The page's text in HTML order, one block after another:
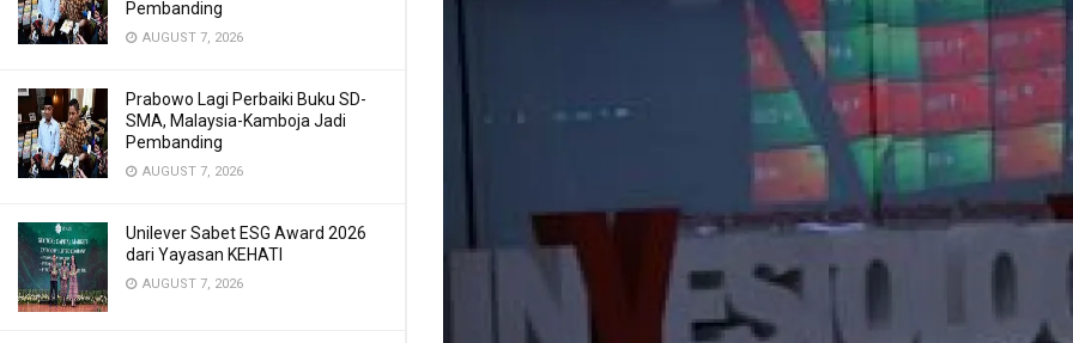
Pembanding
AUGUST 7, 2026
Prabowo Lagi Perbaiki Buku SD-
SMA, Malaysia-Kamboja Jadi
Pembanding
AUGUST 7, 2026
Unilever Sabet ESG Award 2026
dari Yayasan KEHATI
AUGUST 7, 2026